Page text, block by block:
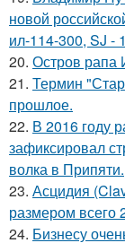
новой
ил-114-300, SJ -
20. Остров рапа
21. Термин
прошлое.
22. В 2016 году
зафиксировал
волка в Припяти.
23. Асцидия
размером всего
24. Бизнесу